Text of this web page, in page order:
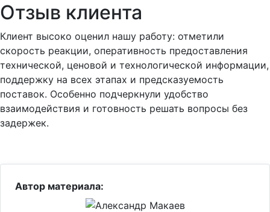
Отзыв клиента
Клиент высоко оценил нашу работу: отметили
скорость реакции, оперативность предоставления
технической, ценовой и технологической информации,
поддержку на всех этапах и предсказуемость
поставок. Особенно подчеркнули удобство
взаимодействия и готовность решать вопросы без
задержек.
Автор материала: